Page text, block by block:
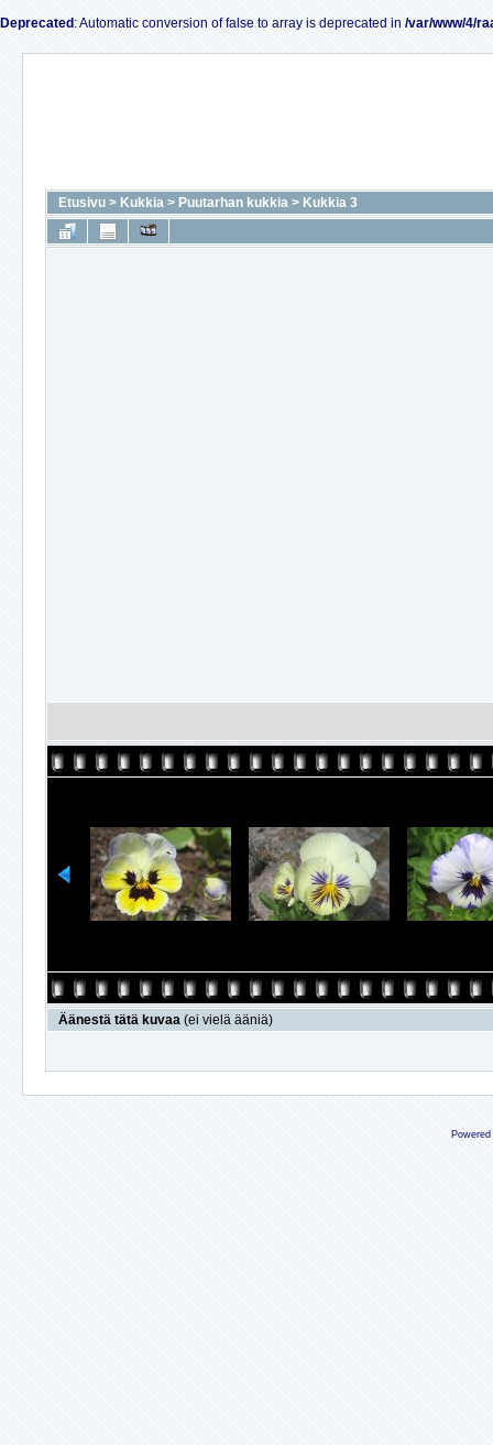
Deprecated : Automatic conversion of false to array is deprecated in /var/www/4/
Etusivu > Kukkia > Puutarhan kukkia > Kukkia 3
Äänestä tätä kuvaa (ei vielä ääniä)